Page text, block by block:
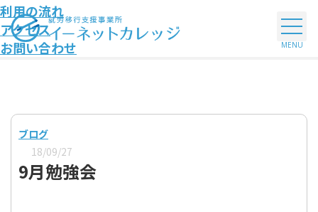
利用の流れ
アクセス
お問い合わせ
ブログ
18/09/27
9月勉強会